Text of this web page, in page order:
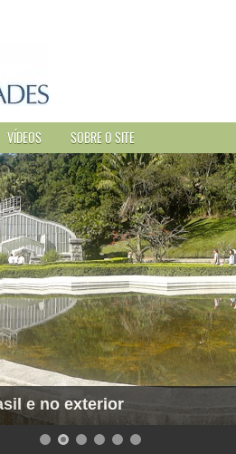
VÍDEOS SOBRE O SITE
e no exterior